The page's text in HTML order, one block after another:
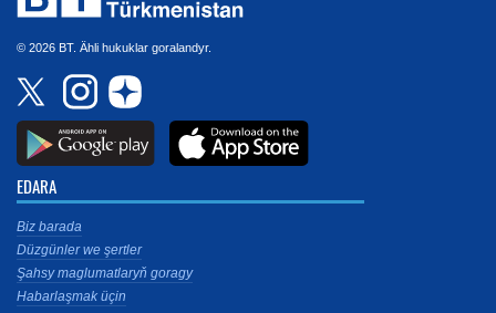
© 2026 BT. Ähli hukuklar goralandyr.
EDARA
Biz barada
Düzgünler we şertler
Şahsy maglumatlaryň goragy
Habarlaşmak üçin